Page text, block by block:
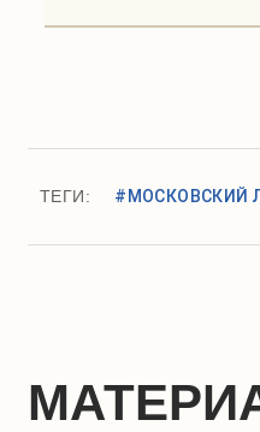
ТЕГИ: #МОСКОВСКИЙ